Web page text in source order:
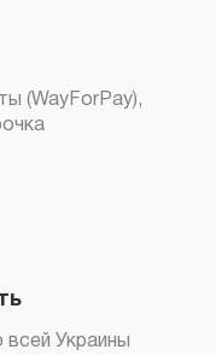
(WayForPay),
всей Украины